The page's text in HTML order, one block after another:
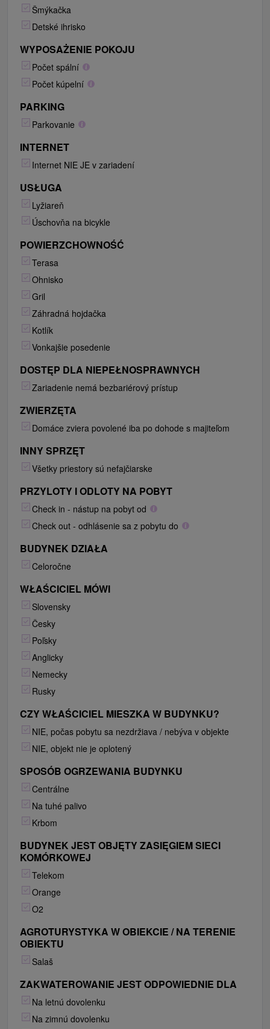
Šmýkačka
Detské ihrisko
WYPOSAŻENIE POKOJU
Počet spální
Počet kúpelní
PARKING
Parkovanie
INTERNET
Internet NIE JE v zariadení
USŁUGA
Lyžiareň
Úschovňa na bicykle
POWIERZCHOWNOŚĆ
Terasa
Ohnisko
Gril
Záhradná hojdačka
Kotlík
Vonkajšie posedenie
DOSTĘP DLA NIEPEŁNOSPRAWNYCH
Zariadenie nemá bezbariérový prístup
ZWIERZĘTA
Domáce zviera povolené iba po dohode s majiteľom
INNY SPRZĘT
Všetky priestory sú nefajčiarske
PRZYLOTY I ODLOTY NA POBYT
Check in - nástup na pobyt od
Check out - odhlásenie sa z pobytu do
BUDYNEK DZIAŁA
Celoročne
WŁAŚCICIEL MÓWI
Slovensky
Česky
Poľsky
Anglicky
Nemecky
Rusky
CZY WŁAŚCICIEL MIESZKA W BUDYNKU?
NIE, počas pobytu sa nezdržiava / nebýva v objekte
NIE, objekt nie je oplotený
SPOSÓB OGRZEWANIA BUDYNKU
Centrálne
Na tuhé palivo
Krbom
BUDYNEK JEST OBJĘTY ZASIĘGIEM SIECI
KOMÓRKOWEJ
Telekom
Orange
O2
AGROTURYSTYKA W OBIEKCIE / NA TERENIE
OBIEKTU
Salaš
ZAKWATEROWANIE JEST ODPOWIEDNIE DLA
Na letnú dovolenku
Na zimnú dovolenku